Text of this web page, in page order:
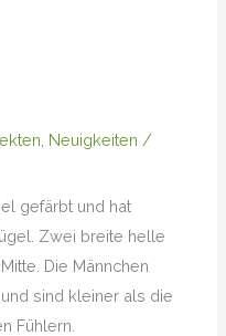
Neuigkeiten /
gefärbt und hat
Zwei breite helle
Die Männchen
sind kleiner als die
Fühlern.